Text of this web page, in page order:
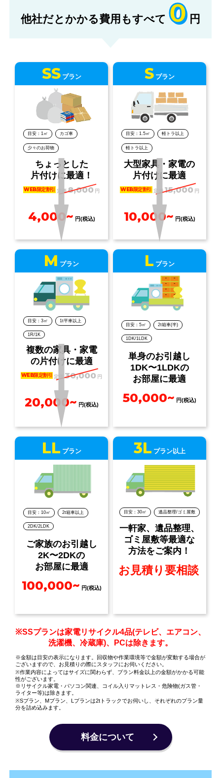
他社だとかかる費用もすべて 0 円
SS プラン
目安：1㎡ カゴ車
少々のお荷物
ちょっとした
片付けに最適！
WEB限定割引 定価8,000 円
4,000~ 円(税込)
S プラン
目安：1.5㎡ 軽トラ以上
軽トラ以上
大型家具・家電の
片付けに最適
WEB限定割引 定価15,000 円
10,000~ 円(税込)
M プラン
目安：3㎡ 1t平車以上
1R/1K
複数の家具・家電
の片付けに最適
WEB限定割引 定価 30,000 円
20,000~ 円(税込)
L プラン
目安：5㎡ 2t箱車(半)
1DK/1LDK
単身のお引越し
1DK〜1LDKの
お部屋に最適
50,000~ 円(税込)
LL プラン
目安：10㎡ 2t箱車以上
2DK/2LDK
ご家族のお引越し
2K〜2DKの
お部屋に最適
100,000~ 円(税込)
3L プラン以上
目安：30㎡ 遺品整理/ゴミ屋敷
一軒家、遺品整理、
ゴミ屋敷等最適な
方法をご案内！
お見積り要相談
※SSプランは家電リサイクル4品(テレビ、エアコン、
洗濯機、冷蔵庫)、PCは除きます。
※金額は目安の表示になります。回収物や作業環境等で金額が変動する場合が
ございますので、お見積りの際にスタッフにお伺いください。
※作業内容によってはサイズに関わらず、プラン料金以上の金額がかかる可能
性がございます。
※リサイクル家電・パソコン関連、コイル入りマットレス・危険物(ガス管・
ライター等)は除きます。
※Sプラン、Mプラン、Lプランは2tトラックでお伺いし、それぞれのプラン量
分を詰め込みます。
料金について